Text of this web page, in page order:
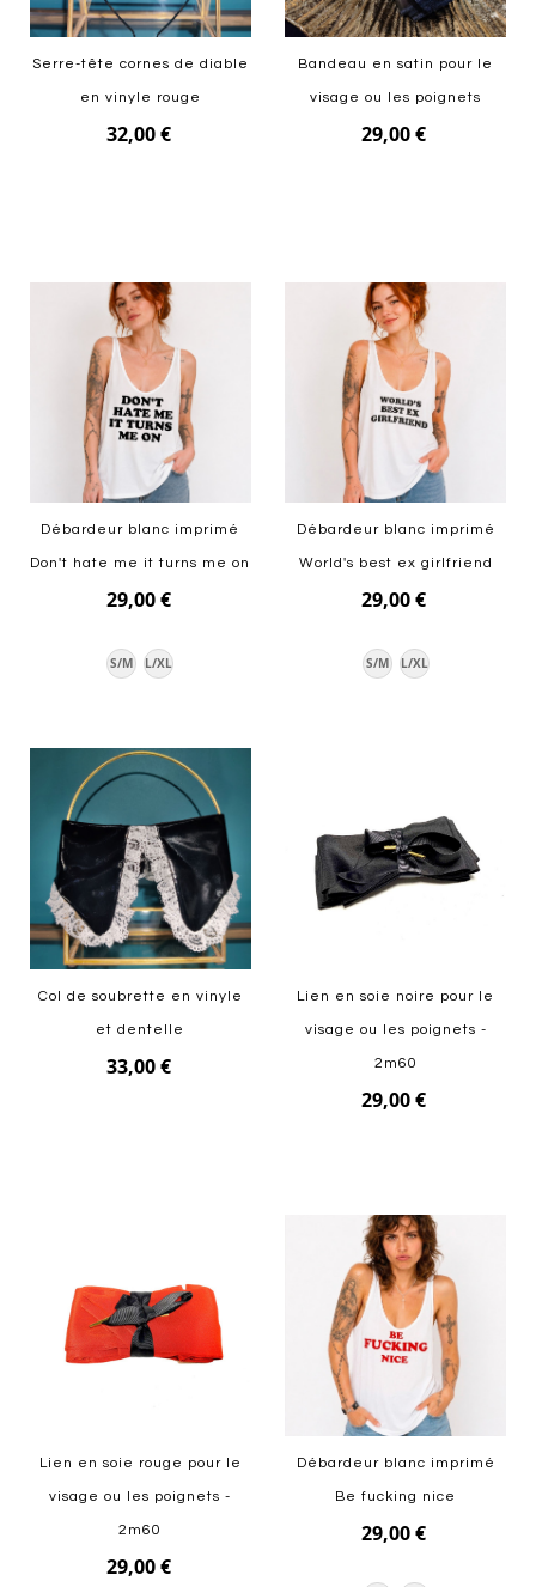
Serre-tête cornes de diable
en vinyle rouge
32,00 €
Bandeau en satin pour le
visage ou les poignets
29,00 €
Débardeur blanc imprimé
Don't hate me it turns me on
29,00 €
S/M L/XL
Débardeur blanc imprimé
World's best ex girlfriend
29,00 €
S/M L/XL
Col de soubrette en vinyle
et dentelle
33,00 €
Lien en soie noire pour le
visage ou les poignets -
2m60
29,00 €
Lien en soie rouge pour le
visage ou les poignets -
2m60
29,00 €
Débardeur blanc imprimé
Be fucking nice
29,00 €